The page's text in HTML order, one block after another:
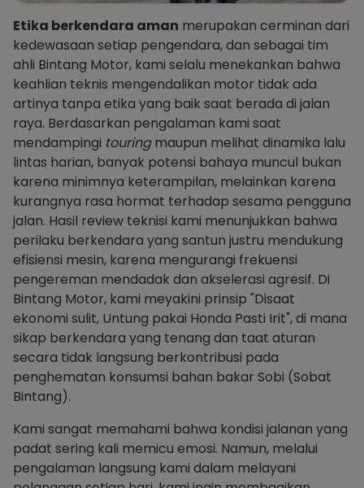
Etika berkendara aman merupakan cerminan dari
kedewasaan setiap pengendara, dan sebagai tim
ahli Bintang Motor, kami selalu menekankan bahwa
keahlian teknis mengendalikan motor tidak ada
artinya tanpa etika yang baik saat berada di jalan
raya. Berdasarkan pengalaman kami saat
mendampingi touringmaupun melihat dinamika lalu
lintas harian, banyak potensi bahaya muncul bukan
karena minimnya keterampilan, melainkan karena
kurangnya rasa hormat terhadap sesama pengguna
jalan. Hasil review teknisi kami menunjukkan bahwa
perilaku berkendara yang santun justru mendukung
efisiensi mesin, karena mengurangi frekuensi
pengereman mendadak dan akselerasi agresif. Di
Bintang Motor, kami meyakini prinsip "Disaat
ekonomi sulit, Untung pakai Honda Pasti Irit", di mana
sikap berkendara yang tenang dan taat aturan
secara tidak langsung berkontribusi pada
penghematan konsumsi bahan bakar Sobi (Sobat
Bintang).
Kami sangat memahami bahwa kondisi jalanan yang
padat sering kali memicu emosi. Namun, melalui
pengalaman langsung kami dalam melayani